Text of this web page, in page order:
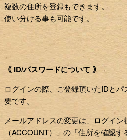
複数の住所を登録もできます。
使い分ける事も可能です。
｟ ID/パスワードについて ｠
ログインの際、ご登録頂いたIDと
要です。
メールアドレスの変更は、ログイン
（ACCOUNT）」の「住所を確認